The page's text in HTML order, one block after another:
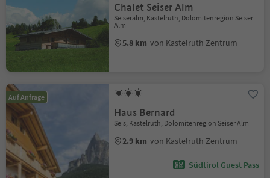
Chalet Seiser Alm
Seiseralm, Kastelruth, Dolomitenregion Seiser
Alm
5.8 km von Kastelruth Zentrum
Auf Anfrage
Haus Bernard
Seis, Kastelruth, Dolomitenregion Seiser Alm
2.9 km von Kastelruth Zentrum
Südtirol Guest Pass